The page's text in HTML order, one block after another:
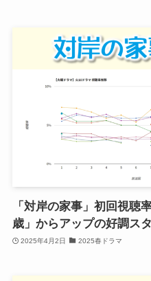
「対岸の家事」初回視聴
歳」からアップの好調ス
2025年4月2日 2025春ドラマ